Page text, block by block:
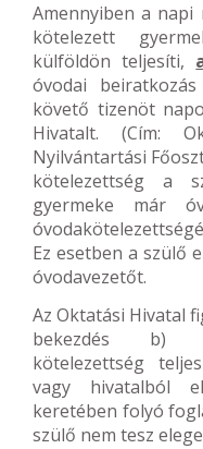
Amennyiben a napi
kötelezett
külföldön teljesíti,
óvodai
követő tizenöt
Hivatalt. (Cím:
Nyilvántartási
kötelezettség a
gyermeke már
Ez esetben a szülő
óvodavezetőt.
Az Oktatási Hivatal
bekezdés b)
kötelezettség
vagy hivatalból
keretében folyó
szülő nem tesz